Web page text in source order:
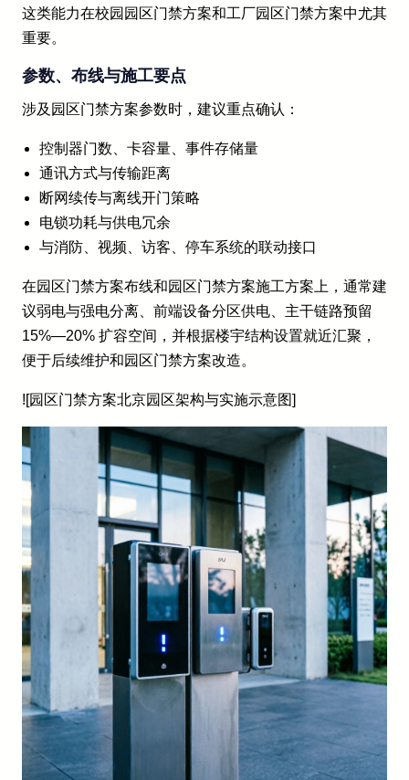
这类能力在校园园区门禁方案和工厂园区门禁方案中尤其
重要。
参数、布线与施工要点
涉及园区门禁方案参数时，建议重点确认：
控制器门数、卡容量、事件存储量
通讯方式与传输距离
断网续传与离线开门策略
电锁功耗与供电冗余
与消防、视频、访客、停车系统的联动接口
在园区门禁方案布线和园区门禁方案施工方案上，通常建
议弱电与强电分离、前端设备分区供电、主干链路预留
15%—20% 扩容空间，并根据楼宇结构设置就近汇聚，
便于后续维护和园区门禁方案改造。
![园区门禁方案北京园区架构与实施示意图]